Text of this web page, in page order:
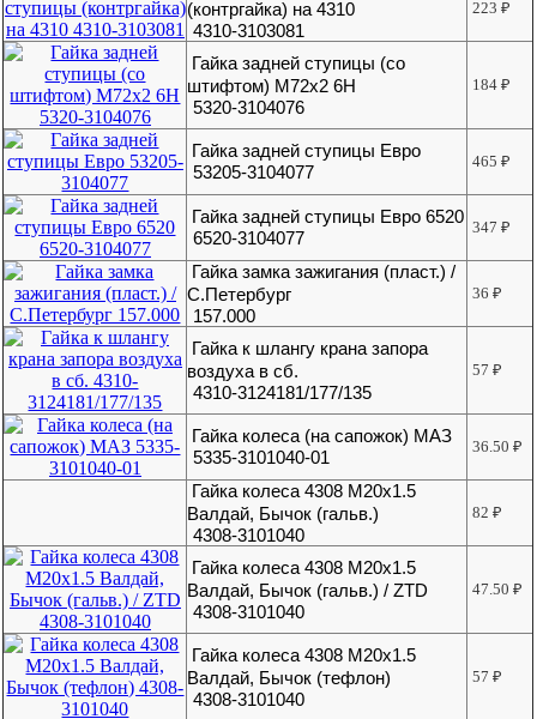
(контргайка) на 4310
4310-3103081
223₽
Гайка задней ступицы (со
штифтом) М72х2 6Н
5320-3104076
184₽
Гайка задней ступицы Евро
53205-3104077
465₽
Гайка задней ступицы Евро 6520
6520-3104077
347₽
Гайка замка зажигания (пласт.) /
С.Петербург
157.000
36₽
Гайка к шлангу крана запора
воздуха в сб.
4310-3124181/177/135
57₽
Гайка колеса (на сапожок) МАЗ
5335-3101040-01
36.50₽
Гайка колеса 4308 М20х1.5
Валдай, Бычок (гальв.)
4308-3101040
82₽
Гайка колеса 4308 М20х1.5
Валдай, Бычок (гальв.) / ZTD
4308-3101040
47.50₽
Гайка колеса 4308 М20х1.5
Валдай, Бычок (тефлон)
4308-3101040
57₽